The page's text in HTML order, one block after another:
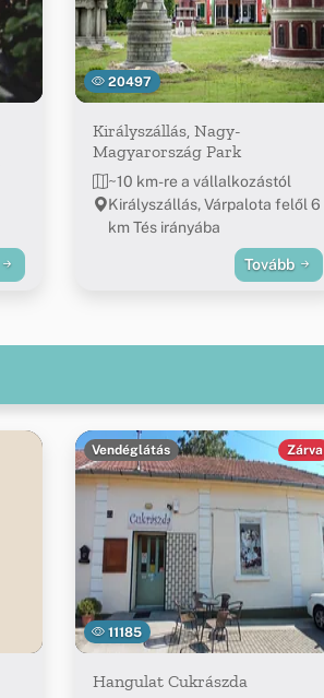
20497
Királyszállás, Nagy-
Magyarország Park
~10 km-re a vállalkozástól
Királyszállás, Várpalota felől 6
km Tés irányába
Tovább
11185
Vendéglátás Zárva
Hangulat Cukrászda